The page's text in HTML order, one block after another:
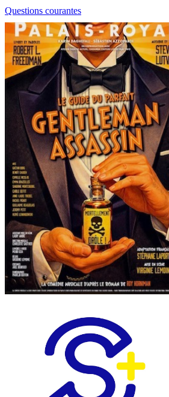
Questions courantes